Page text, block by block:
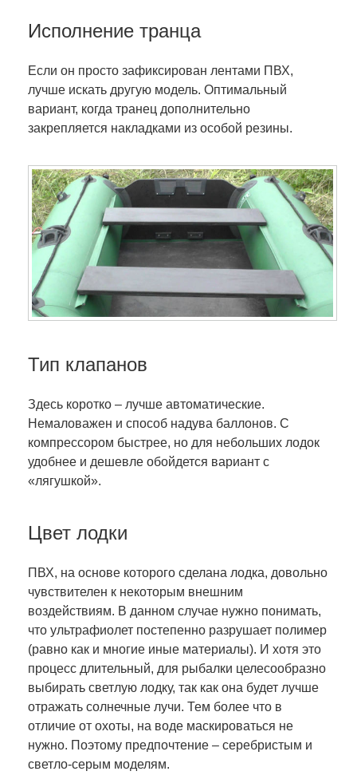
Исполнение транца
Если он просто зафиксирован лентами ПВХ,
лучше искать другую модель. Оптимальный
вариант, когда транец дополнительно
закрепляется накладками из особой резины.
Тип клапанов
Здесь коротко – лучше автоматические.
Немаловажен и способ надува баллонов. С
компрессором быстрее, но для небольших лодок
удобнее и дешевле обойдется вариант с
«лягушкой».
Цвет лодки
ПВХ, на основе которого сделана лодка, довольно
чувствителен к некоторым внешним
воздействиям. В данном случае нужно понимать,
что ультрафиолет постепенно разрушает полимер
(равно как и многие иные материалы). И хотя это
процесс длительный, для рыбалки целесообразно
выбирать светлую лодку, так как она будет лучше
отражать солнечные лучи. Тем более что в
отличие от охоты, на воде маскироваться не
нужно. Поэтому предпочтение – серебристым и
светло-серым моделям.